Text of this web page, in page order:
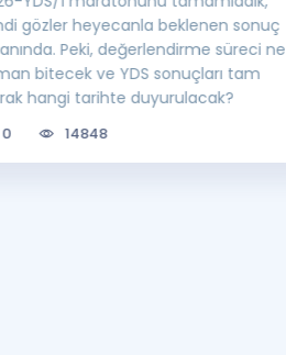
gözler heyecanla beklenen sonuç
Peki, değerlendirme süreci ne
bitecek ve YDS sonuçları tam
hangi tarihte duyurulacak?
0 14848